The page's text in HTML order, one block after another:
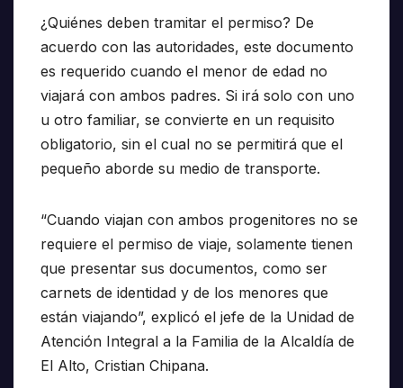
¿Quiénes deben tramitar el permiso? De
acuerdo con las autoridades, este documento
es requerido cuando el menor de edad no
viajará con ambos padres. Si irá solo con uno
u otro familiar, se convierte en un requisito
obligatorio, sin el cual no se permitirá que el
pequeño aborde su medio de transporte.
“Cuando viajan con ambos progenitores no se
requiere el permiso de viaje, solamente tienen
que presentar sus documentos, como ser
carnets de identidad y de los menores que
están viajando”, explicó el jefe de la Unidad de
Atención Integral a la Familia de la Alcaldía de
El Alto, Cristian Chipana.